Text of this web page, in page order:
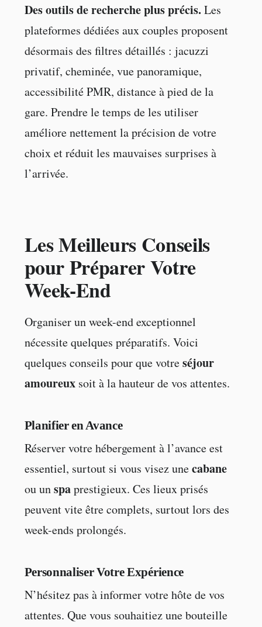
Des outils de recherche plus précis.Les
plateformes dédiées aux couples proposent
désormais des filtres détaillés : jacuzzi
privatif, cheminée, vue panoramique,
accessibilité PMR, distance à pied de la
gare. Prendre le temps de les utiliser
améliore nettement la précision de votre
choix et réduit les mauvaises surprises à
l’arrivée.
Les Meilleurs Conseils
pour Préparer Votre
Week-End
Organiser un week-end exceptionnel
nécessite quelques préparatifs. Voici
quelques conseils pour que votreséjour
amoureuxsoit à la hauteur de vos attentes.
Planifier en Avance
Réserver votre hébergement à l’avance est
essentiel, surtout si vous visez unecabane
ou unspaprestigieux. Ces lieux prisés
peuvent vite être complets, surtout lors des
week-ends prolongés.
Personnaliser Votre Expérience
N’hésitez pas à informer votre hôte de vos
attentes. Que vous souhaitiez une bouteille